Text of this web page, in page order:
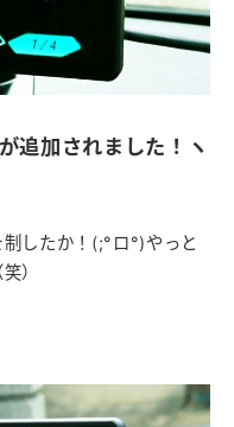
追加されました！ヽ
したか！(;°ロ°)やっと
）